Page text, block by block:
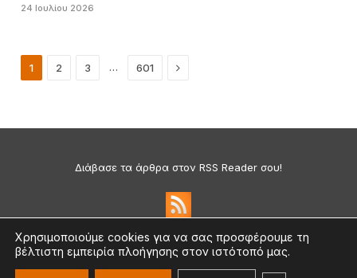
24 Ιουλίου 2026
1 2 3 … 601 Next
Διάβασε τα άρθρα στον RSS Reader σου!
Πολιτική Απορρήτου & Cookies
©2026 medium.gr | Designed & Supported bynat.ad
Χρησιμοποιούμε cookies για να σας προσφέρουμε τη
βέλτιστη εμπειρία πλοήγησης στον ιστότοπό μας.